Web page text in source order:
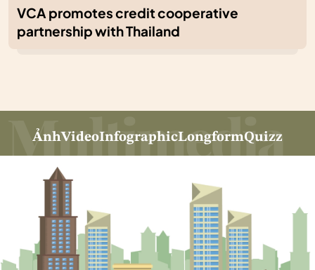
VCA promotes credit cooperative
partnership with Thailand
ẢnhVideoInfographicLongformQuizz